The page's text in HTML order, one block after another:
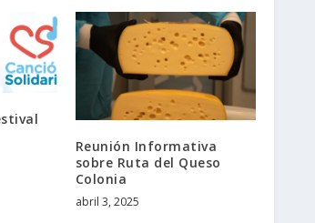
Reunión Informativa
sobre Ruta del Queso
Colonia
abril 3, 2025